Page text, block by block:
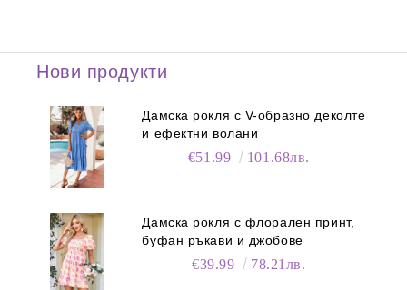
Нови продукти
Дамска рокля с V-образно деколте
и ефектни волани
€51.99 101.68лв.
Дамска рокля с флорален принт,
буфан ръкави и джобове
€39.99 78.21лв.